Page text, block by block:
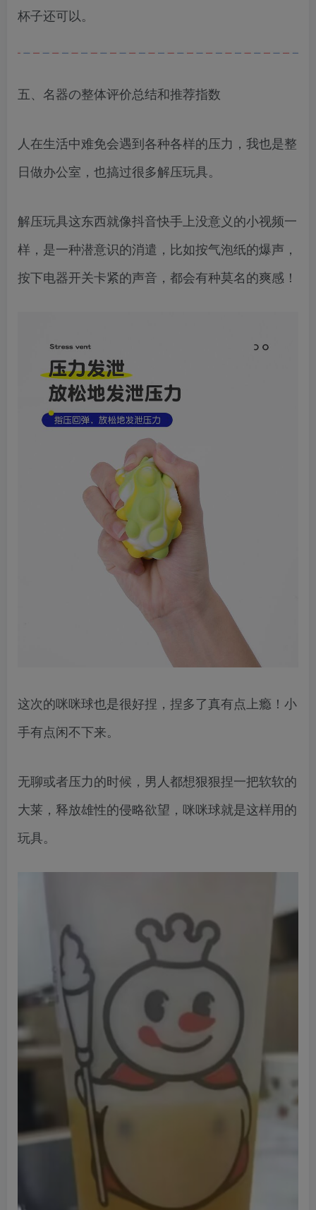
杯子还可以。
五、名器の整体评价总结和推荐指数
人在生活中难免会遇到各种各样的压力，我也是整
日做办公室，也搞过很多解压玩具。
解压玩具这东西就像抖音快手上没意义的小视频一
样，是一种潜意识的消遣，比如按气泡纸的爆声，
按下电器开关卡紧的声音，都会有种莫名的爽感！
这次的咪咪球也是很好捏，捏多了真有点上瘾！小
手有点闲不下来。
无聊或者压力的时候，男人都想狠狠捏一把软软的
大莱，释放雄性的侵略欲望，咪咪球就是这样用的
玩具。